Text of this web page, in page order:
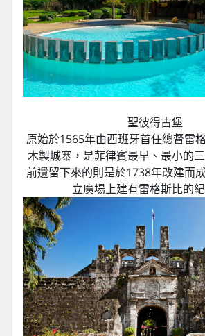
聖彼得古堡
原始於1565年由西班牙首任總督雷
木製城寨，是菲律賓最早、最小的
前遺留下來的則是於1738年改建而
立廣場上建有雷格斯比的